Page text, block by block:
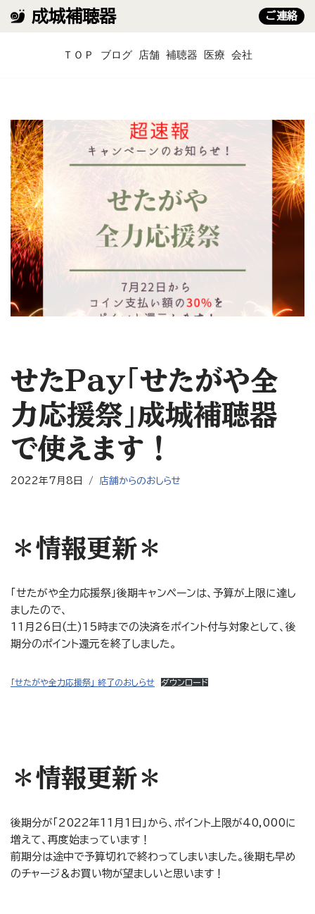
へ
ス
キ
ッ
プ
成城補聴器 ご連絡
ＴＯＰ ブログ 店舗 補聴器 医療 会社
せたPay「せたがや全
力応援祭」成城補聴器
で使えます！
2022年7月8日 店舗からのおしらせ
＊情報更新＊
「せたがや全力応援祭」後期キャンペーンは、予算が上限に達し
ましたので、
11月26日(土)15時までの決済をポイント付与対象として、後
期分のポイント還元を終了しました。
「せたがや全力応援祭」 終了のおしらせ ダウンロード
＊情報更新＊
後期分が「2022年11月1日」から、ポイント上限が40,000に
増えて、再度始まっています！
前期分は途中で予算切れで終わってしまいました。後期も早め
のチャージ＆お買い物が望ましいと思います！